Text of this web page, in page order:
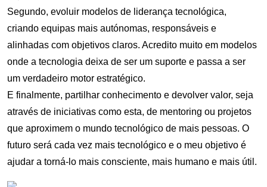
Segundo, evoluir modelos de liderança tecnológica,
criando equipas mais autónomas, responsáveis e
alinhadas com objetivos claros. Acredito muito em modelos
onde a tecnologia deixa de ser um suporte e passa a ser
um verdadeiro motor estratégico.
E finalmente, partilhar conhecimento e devolver valor, seja
através de iniciativas como esta, de mentoring ou projetos
que aproximem o mundo tecnológico de mais pessoas. O
futuro será cada vez mais tecnológico e o meu objetivo é
ajudar a torná‑lo mais consciente, mais humano e mais útil.